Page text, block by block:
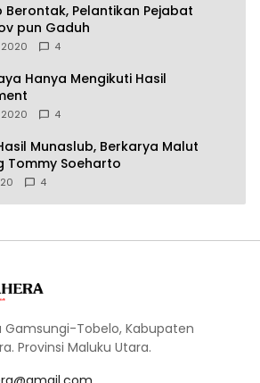
Berontak, Pelantikan Pejabat
pun Gaduh
4
Hanya Mengikuti Hasil
4
Munaslub, Berkarya Malut
Tommy Soeharto
4
Gamsungi-Tobelo, Kabupaten
Provinsi Maluku Utara.